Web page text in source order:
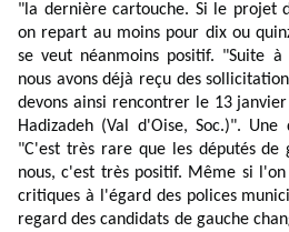
"la dernière cartouche. Si le projet
on repart au moins pour dix ou
se veut néanmoins positif. "Suite
nous avons déjà reçu des
devons ainsi rencontrer le 13
Hadizadeh (Val d'Oise, Soc.)".
"C'est très rare que les députés de
nous, c'est très positif. Même si
critiques à l'égard des polices
regard des candidats de gauche